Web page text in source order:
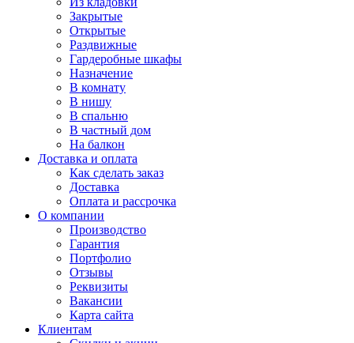
Закрытые
Открытые
Раздвижные
Гардеробные шкафы
Назначение
В комнату
В нишу
В спальню
В частный дом
На балкон
Доставка и оплата
Как сделать заказ
Доставка
Оплата и рассрочка
О компании
Производство
Гарантия
Портфолио
Отзывы
Реквизиты
Вакансии
Карта сайта
Клиентам